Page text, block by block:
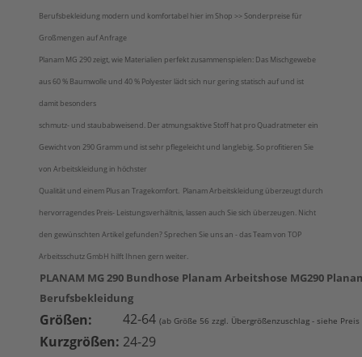
Berufsbekleidung modern und komfortabel hier im Shop >> Sonderpreise für
Großmengen auf Anfrage
Planam MG 290 zeigt, wie Materialien perfekt zusammenspielen: Das Mischgewebe
aus 60 % Baumwolle und 40 % Polyester lädt sich nur gering statisch auf und ist
damit besonders
schmutz- und staubabweisend. Der atmungsaktive Stoff hat pro Quadratmeter ein
Gewicht von 290 Gramm und ist sehr pflegeleicht und langlebig. So profitieren Sie
von Arbeitskleidung in höchster
Qualität und einem Plus an Tragekomfort. Planam Arbeitskleidung überzeugt durch
hervorragendes Preis- Leistungsverhältnis, lassen auch Sie sich überzeugen. Nicht
den gewünschten Artikel gefunden? Sprechen Sie uns an - das Team von TOP
Arbeitsschutz GmbH hilft Ihnen gern weiter.
PLANAM MG 290 Bundhose Planam Arbeitshose MG290
Berufsbekleidung
Größen: 42-64 (ab Größe 56 zzgl. Übergrößenzuschlag - siehe
Kurzgrößen: 24-29